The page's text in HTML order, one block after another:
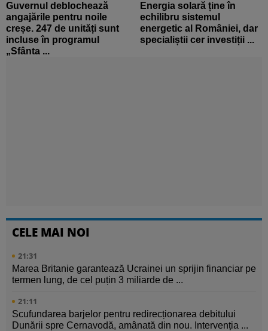
Guvernul deblochează
angajările pentru noile
creșe. 247 de unități sunt
incluse în programul
„Sfânta ...
Energia solară ține în
echilibru sistemul
energetic al României, dar
specialiștii cer investiții ...
CELE MAI NOI
21:31
Marea Britanie garantează Ucrainei un sprijin financiar pe
termen lung, de cel puțin 3 miliarde de ...
21:11
Scufundarea barjelor pentru redirecționarea debitului
Dunării spre Cernavodă, amânată din nou. Intervenția ...